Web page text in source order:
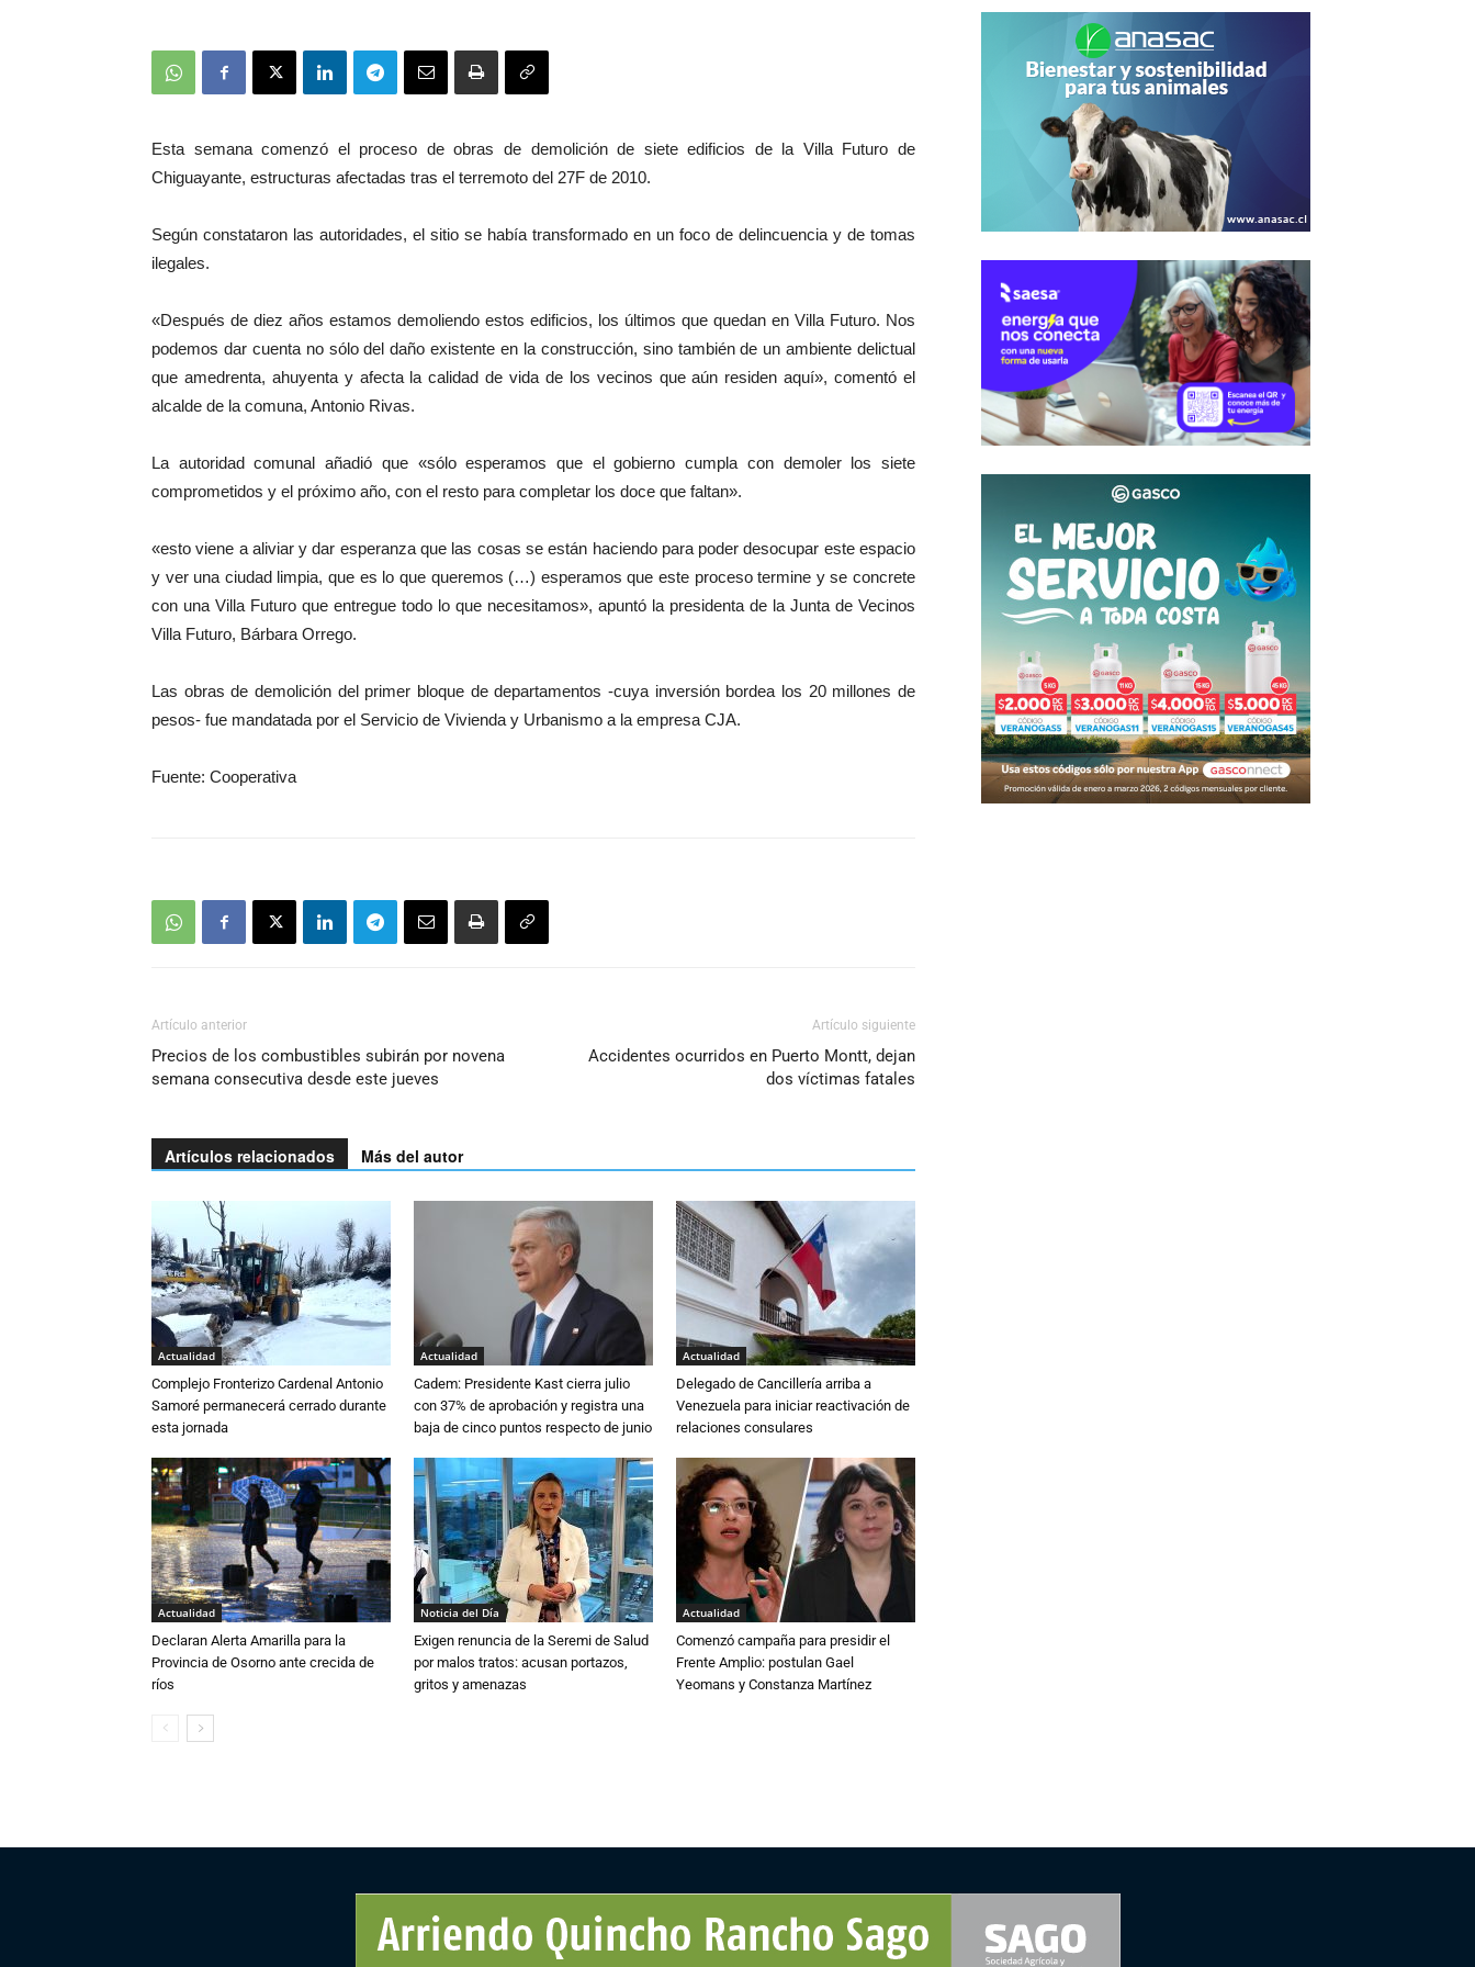
Esta semana comenzó el proceso de obras de demolición de siete edificios de la Villa Futuro de
Chiguayante, estructuras afectadas tras el terremoto del 27F de 2010.
Según constataron las autoridades, el sitio se había transformado en un foco de delincuencia y de tomas
ilegales.
«Después de diez años estamos demoliendo estos edificios, los últimos que quedan en Villa Futuro. Nos
podemos dar cuenta no sólo del daño existente en la construcción, sino también de un ambiente delictual
que amedrenta, ahuyenta y afecta la calidad de vida de los vecinos que aún residen aquí», comentó el
alcalde de la comuna, Antonio Rivas.
La autoridad comunal añadió que «sólo esperamos que el gobierno cumpla con demoler los siete
comprometidos y el próximo año, con el resto para completar los doce que faltan».
«esto viene a aliviar y dar esperanza que las cosas se están haciendo para poder desocupar este espacio
y ver una ciudad limpia, que es lo que queremos (…) esperamos que este proceso termine y se concrete
con una Villa Futuro que entregue todo lo que necesitamos», apuntó la presidenta de la Junta de Vecinos
Villa Futuro, Bárbara Orrego.
Las obras de demolición del primer bloque de departamentos -cuya inversión bordea los 20 millones de
pesos- fue mandatada por el Servicio de Vivienda y Urbanismo a la empresa CJA.
Fuente: Cooperativa
Artículo anterior
Precios de los combustibles subirán por novena
semana consecutiva desde este jueves
Artículo siguiente
Accidentes ocurridos en Puerto Montt, dejan
dos víctimas fatales
Artículos relacionados Más del autor
Actualidad
Complejo Fronterizo Cardenal Antonio
Samoré permanecerá cerrado durante
esta jornada
Actualidad
Cadem: Presidente Kast cierra julio
con 37% de aprobación y registra una
baja de cinco puntos respecto de junio
Actualidad
Delegado de Cancillería arriba a
Venezuela para iniciar reactivación de
relaciones consulares
Actualidad
Declaran Alerta Amarilla para la
Provincia de Osorno ante crecida de
ríos
Noticia del Día
Exigen renuncia de la Seremi de Salud
por malos tratos: acusan portazos,
gritos y amenazas
Actualidad
Comenzó campaña para presidir el
Frente Amplio: postulan Gael
Yeomans y Constanza Martínez